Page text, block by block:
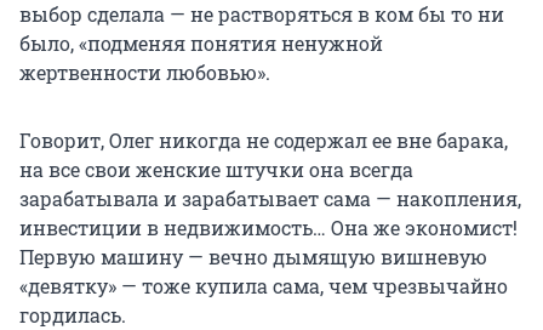
выбор сделала — не растворяться в ком бы то ни
было, «подменяя понятия ненужной
жертвенности любовью».
Говорит, Олег никогда не содержал ее вне барака,
на все свои женские штучки она всегда
зарабатывала и зарабатывает сама — накопления,
инвестиции в недвижимость… Она же экономист!
Первую машину — вечно дымящую вишневую
«девятку» — тоже купила сама, чем чрезвычайно
гордилась.